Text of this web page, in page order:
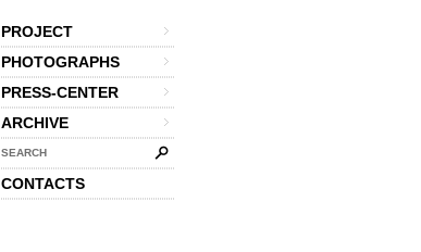
PROJECT
PHOTOGRAPHS
PRESS-CENTER
ARCHIVE
SEARCH
CONTACTS